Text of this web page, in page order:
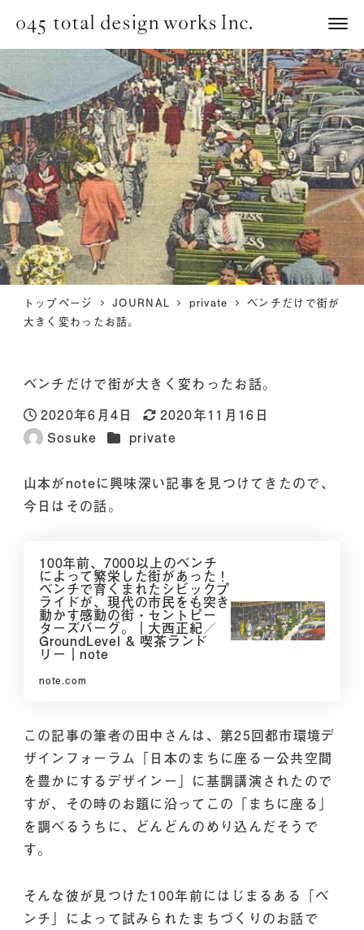
トップページ JOURNAL private
ベンチだけで街が
大きく変わったお話。
ベンチだけで街が大きく変わったお話。
投稿日
2020年6月4日 更新日
2020年11月16日
著 Sosuke カテゴリー
private
山本がnoteに興味深い記事を見つけてきたので、
今日はその話。
100年前、7000以上のベンチ
によって繁栄した街があった！
ベンチで育くまれたシビックプ
ライドが、現代の市民をも突き
動かす感動の街・セントピー
ターズバーグ。｜大西正紀／
GroundLevel & 喫茶ランド
リー｜note
note.com
この記事の筆者の田中さんは、第25回都市環境デ
ザインフォーラム「日本のまちに座るー公共空間
を豊かにするデザインー」に基調講演されたので
すが、その時のお題に沿ってこの「まちに座る」
を調べるうちに、どんどんのめり込んだそうで
す。
そんな彼が見つけた100年前にはじまるある「ベ
ンチ」によって試みられたまちづくりのお話で